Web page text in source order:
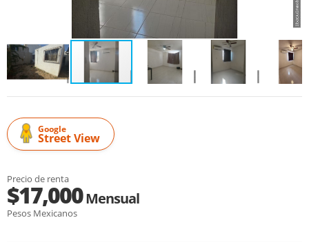
Google
Street View
Precio de renta
$17,000Mensual
Pesos Mexicanos